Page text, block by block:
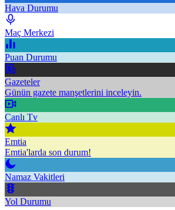
Hava Durumu
Maç Merkezi
Puan Durumu
Gazeteler
Günün gazete manşetlerini inceleyin.
Canlı Tv
Emtia
Emtia'larda son durum!
Namaz Vakitleri
Yol Durumu